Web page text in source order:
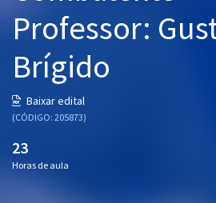
Aprovados
Atendimento
Professor:
Brígido
Baixar edital
(CÓDIGO: 205873)
23
Horas de aula